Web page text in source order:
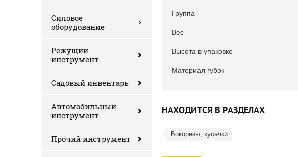
Силовое
оборудование
Режущий
инструмент
Садовый инвентарь
Автомобильный
инструмент
Прочий инструмент
Группа
Вес
Высота в упаковке
Материал губок
НАХОДИТСЯ В РАЗДЕЛАХ
Бокорезы, кусачки